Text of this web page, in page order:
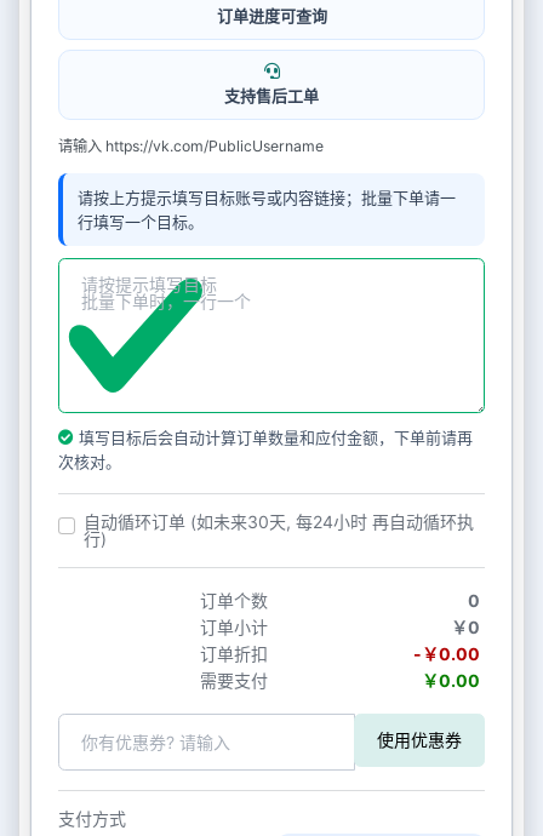
订单进度可查询
支持售后工单
请输入 https://vk.com/PublicUsername
请按上方提示填写目标账号或内容链接；批量下单请一
行填写一个目标。
填写目标后会自动计算订单数量和应付金额，下单前请再
次核对。
自动循环订单 (如未来30天, 每24小时 再自动循环执
行)
订单个数
0
订单小计
￥0
订单折扣
-￥0.00
需要支付
￥0.00
使用优惠券
支付方式